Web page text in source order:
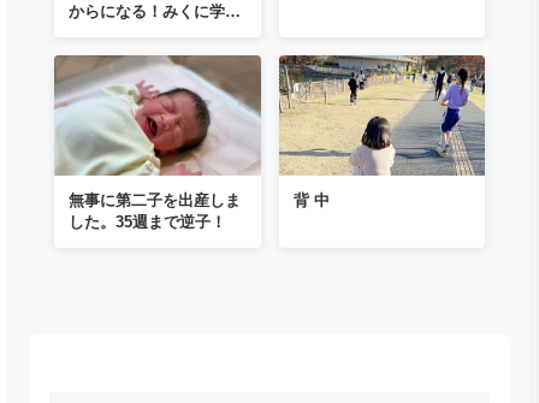
からになる！みくに学園
無事に第二子を出産しま
した。35週まで逆子！
背 中